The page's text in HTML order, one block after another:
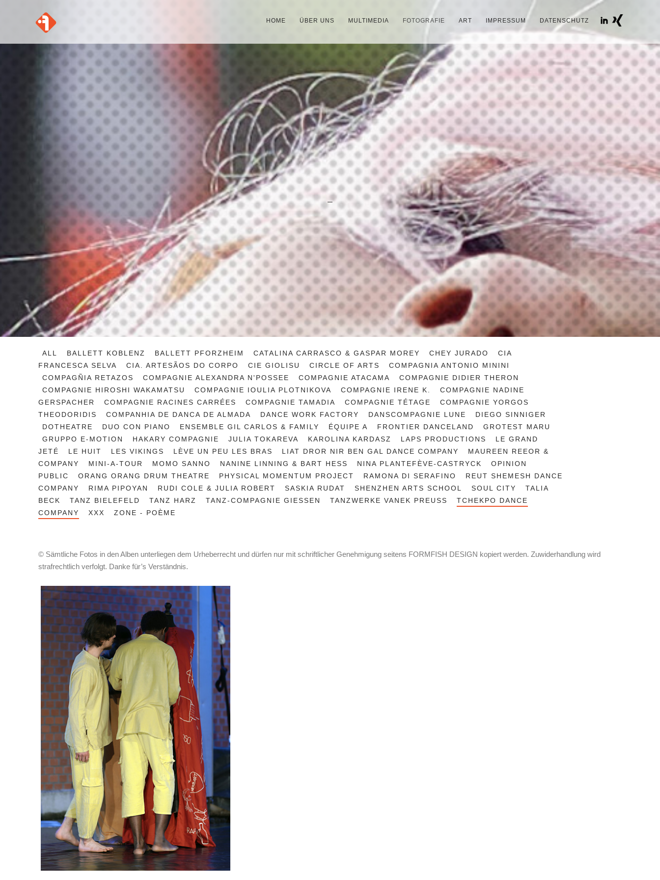
HOME ÜBER UNS MULTIMEDIA FOTOGRAFIE ART IMPRESSUM DATENSCHUTZ
ALL BALLETT KOBLENZ BALLETT PFORZHEIM CATALINA CARRASCO & GASPAR MOREY CHEY JURADO
CIA
FRANCESCA SELVA
CIA. ARTESÃOS DO CORPO CIE GIOLISU CIRCLE OF ARTS
COMPAGNIA ANTONIO MININI
COMPAGÑIA RETAZOS
COMPAGNIE ALEXANDRA N'POSSEE COMPAGNIE ATACAMA
COMPAGNIE DIDIER THERON
COMPAGNIE HIROSHI WAKAMATSU
COMPAGNIE IOULIA PLOTNIKOVA COMPAGNIE IRENE K.
COMPAGNIE NADINE
GERSPACHER
COMPAGNIE RACINES CARRÉES COMPAGNIE TAMADIA COMPAGNIE TÉTAGE
COMPAGNIE YORGOS
THEODORIDIS
COMPANHIA DE DANCA DE ALMADA DANCE WORK FACTORY DANSCOMPAGNIE LUNE
DIEGO SINNIGER
DOTHEATRE
DUO CON PIANO ENSEMBLE GIL CARLOS & FAMILY ÉQUIPE A FRONTIER DANCELAND
GROTEST MARU
GRUPPO E-MOTION
HAKARY COMPAGNIE JULIA TOKAREVA KAROLINA KARDASZ LAPS PRODUCTIONS
LE GRAND
JETÉ
LE HUIT LES VIKINGS LÈVE UN PEU LES BRAS LIAT DROR NIR BEN GAL DANCE COMPANY
MAUREEN REEOR &
COMPANY
MINI-A-TOUR MOMO SANNO NANINE LINNING & BART HESS NINA PLANTEFÈVE-CASTRYCK
OPINION
PUBLIC
ORANG ORANG DRUM THEATRE PHYSICAL MOMENTUM PROJECT RAMONA DI SERAFINO
REUT SHEMESH DANCE
COMPANY
RIMA PIPOYAN RUDI COLE & JULIA ROBERT SASKIA RUDAT SHENZHEN ARTS SCHOOL SOUL CITY
TALIA
BECK
TANZ BIELEFELD TANZ HARZ TANZ-COMPAGNIE GIESSEN TANZWERKE VANEK PREUSS
TCHEKPO DANCE
COMPANY
XXX ZONE - POÈME
© Sämtliche Fotos in den Alben unterliegen dem Urheberrecht und dürfen nur mit schriftlicher Genehmigung seitens FORMFISH DESIGN kopiert werden. Zuwiderhandlung wird
strafrechtlich verfolgt. Danke für’s Verständnis.